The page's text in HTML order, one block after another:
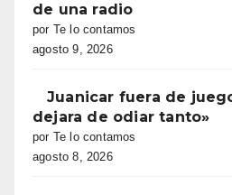
de una radio
por Te lo contamos
agosto 9, 2026
Juanicar fuera de
dejara de odiar tanto»
por Te lo contamos
agosto 8, 2026